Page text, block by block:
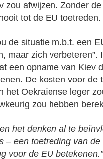
zou afwijzen. Zonder
tot de EU toetreden.
de situatie m.b.t. een
maar zich
een opname van Kiev
De kosten voor de
het Oekraïense leger
zou hebben
het denken al te
– een toetreding van
voor de EU betekenen.”